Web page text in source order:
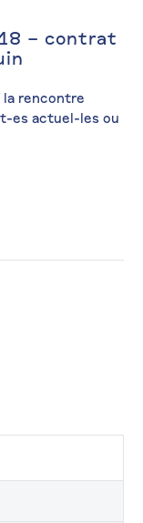
– contrat
la rencontre
es actuel-les ou